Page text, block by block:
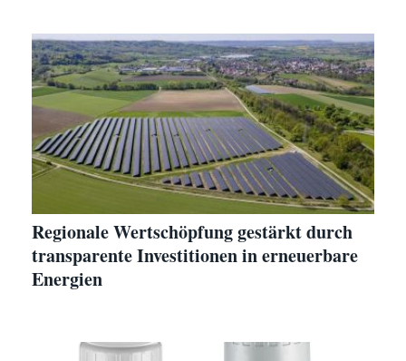
Regionale Wertschöpfung gestärkt durch
transparente Investitionen in erneuerbare
Energien